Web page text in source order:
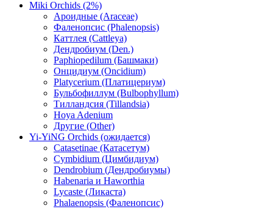
Miki Orchids (2%)
Ароидные (Araceae)
Фаленопсис (Phalenopsis)
Каттлея (Cattleya)
Дендробиум (Den.)
Paphiopedilum (Башмаки)
Онцидиум (Oncidium)
Platycerium (Платицериум)
Бульбофиллум (Bulbophyllum)
Тилландсия (Tillandsia)
Hoya Adenium
Другие (Other)
Yi-YiNG Orchids (ожидается)
Catasetinae (Катасетум)
Cymbidium (Цимбидиум)
Dendrobium (Дендробиумы)
Habenaria и Haworthia
Lycaste (Ликаста)
Phalaenopsis (Фаленопсис)